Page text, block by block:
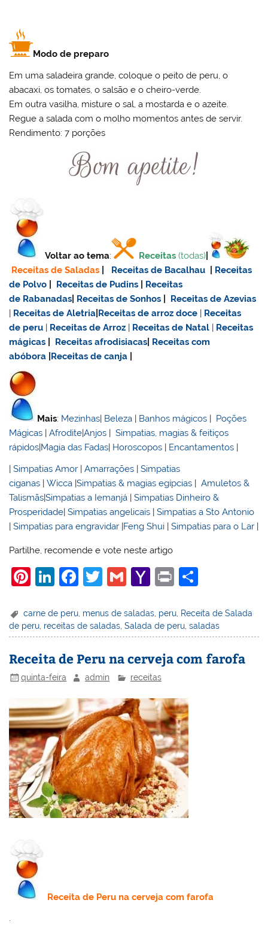
Modo de preparo
Em uma saladeira grande, coloque o peito de peru, o
abacaxi, os tomates, o salsão e o cheiro-verde.
Em outra vasilha, misture o sal, a mostarda e o azeite.
Regue a salada com o molho momentos antes de servir.
Rendimento: 7 porções
Voltar ao tema: Receitas (todas)
Receitas de Saladas
Receitas de Bacalhau
Receitas
de Polvo
Receitas de Pudins
Receitas
de Rabanadas Receitas de Sonhos
Receitas de Azevias
| Receitas de Aletria Receitas dearroz doce | Receitas
de peru | Receitas de Arroz | Receitas de Natal | Receitas
mágicas
Receitas afrodisiacas Receitas com
abóbora Receitas de canja
Mais: Mezinhas Beleza Banhos mágicos
Poções
Mágicas |Afrodite|Anjos |Simpatias, magias & feitiços
rápidos Magia das Fadas Horoscopos Encantamentos
|Simpatias Amor |Amarrações |Simpatias
ciganas |Wicca |Simpatias & magias egípcias |Amuletos &
Talismãs|Simpatias a Iemanjá |Simpatias Dinheiro &
Prosperidade|Simpatias angelicais |Simpatias a Sto Antonio
|Simpatias para engravidar |Feng Shui |Simpatias para o Lar |
Partilhe, recomende e vote neste artigo
Pi
er
e
st
Li
k
e
dI
n
F
c
e
b
o
k
T
itt
er
G
ai
l
Y
h
o
o
M
l
Pr
t
ar
e
carne de peru menus de saladas peru Receita de Salada
de peru receitas de saladas ,Salada de peru ,saladas
Receita de Peru na cerveja com farofa
quinta-feira admin receitas
Receita de Peru na cerveja com farofa
.